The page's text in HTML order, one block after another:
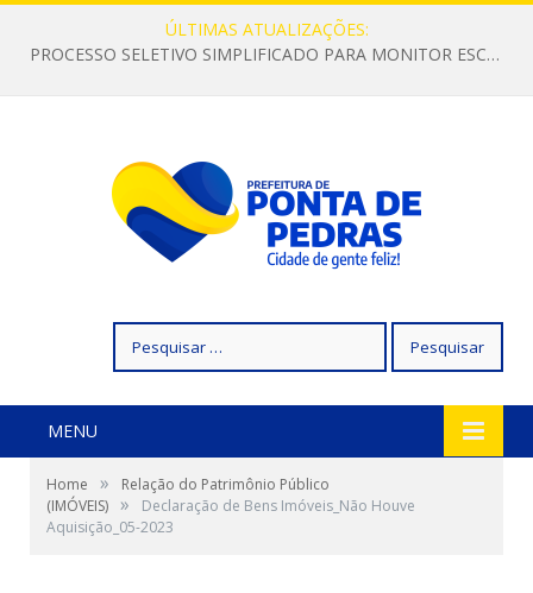
ÚLTIMAS ATUALIZAÇÕES:
PROCESSO SELETIVO SIMPLIFICADO PARA MONITOR ESCOLAR
por:
MENU
Home »
Relação do Patrimônio Público
(IMÓVEIS) »
Declaração de Bens Imóveis_Não Houve
Aquisição_05-2023